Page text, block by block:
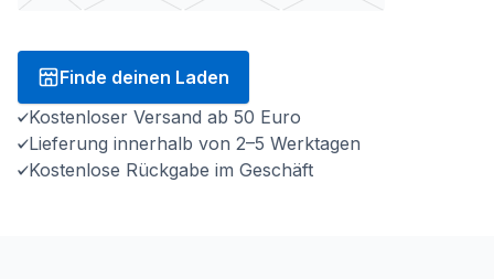
Finde deinen Laden
Kostenloser Versand ab 50 Euro
Lieferung innerhalb von 2–5 Werktagen
Kostenlose Rückgabe im Geschäft